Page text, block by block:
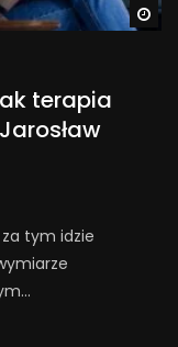
terapia
tym idzie